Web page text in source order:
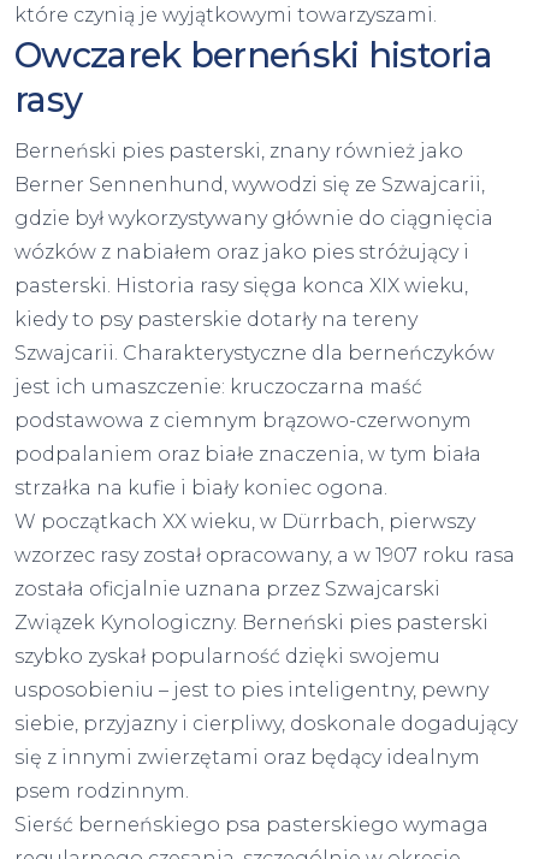
które czynią je wyjątkowymi towarzyszami.
Owczarek berneński historia
rasy
Berneński pies pasterski, znany również jako
Berner Sennenhund, wywodzi się ze Szwajcarii,
gdzie był wykorzystywany głównie do ciągnięcia
wózków z nabiałem oraz jako pies stróżujący i
pasterski. Historia rasy sięga konca XIX wieku,
kiedy to psy pasterskie dotarły na tereny
Szwajcarii. Charakterystyczne dla berneńczyków
jest ich umaszczenie: kruczoczarna maść
podstawowa z ciemnym brązowo-czerwonym
podpalaniem oraz białe znaczenia, w tym biała
strzałka na kufie i biały koniec ogona.
W początkach XX wieku, w Dürrbach, pierwszy
wzorzec rasy został opracowany, a w 1907 roku rasa
została oficjalnie uznana przez Szwajcarski
Związek Kynologiczny. Berneński pies pasterski
szybko zyskał popularność dzięki swojemu
usposobieniu – jest to pies inteligentny, pewny
siebie, przyjazny i cierpliwy, doskonale dogadujący
się z innymi zwierzętami oraz będący idealnym
psem rodzinnym.
Sierść berneńskiego psa pasterskiego wymaga